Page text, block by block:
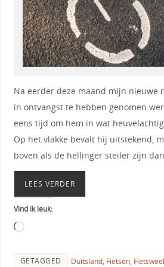
Na eerder deze maand mijn nieuwe
in ontvangst te hebben genomen
eens tijd om hem in wat
Op het vlakke bevalt hij uitstekend,
boven als de hellinger steiler zijn
LEES VERDER
Vind ik leuk:
GETAGGED Duitsland, Fietsen,